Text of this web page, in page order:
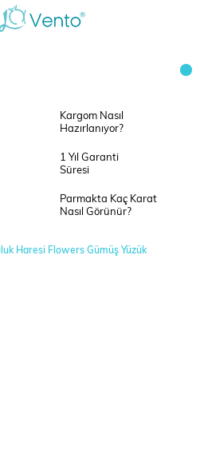
Kargom Nasıl
Hazırlanıyor?
1 Yıl Garanti
Süresi
Parmakta Kaç Karat
Nasıl Görünür?
Haresi Flowers Gümüş Yüzük